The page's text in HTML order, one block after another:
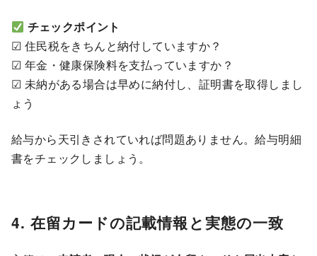
チェックポイント
☑ 住民税をきちんと納付していますか？
☑ 年金・健康保険料を支払っていますか？
☑ 未納がある場合は早めに納付し、証明書を取得しまし
ょう
給与から天引きされていれば問題ありません。給与明細
書をチェックしましょう。
4. 在留カードの記載情報と実態の一致